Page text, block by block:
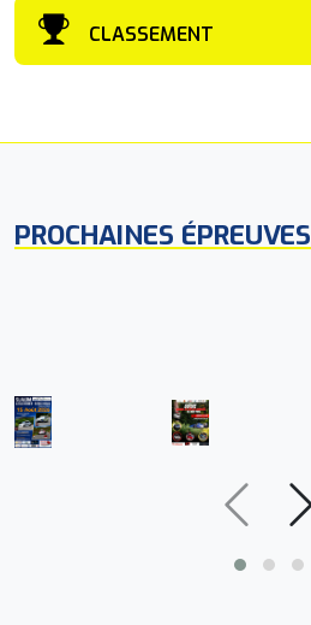
CLASSEMENT
PROCHAINES ÉPREUVES